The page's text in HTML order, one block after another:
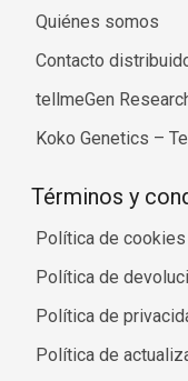
Quiénes somos
Contacto
tellmeGen
Koko Genetics –
Términos y
Política de cookies
Política de
Política de
Política de